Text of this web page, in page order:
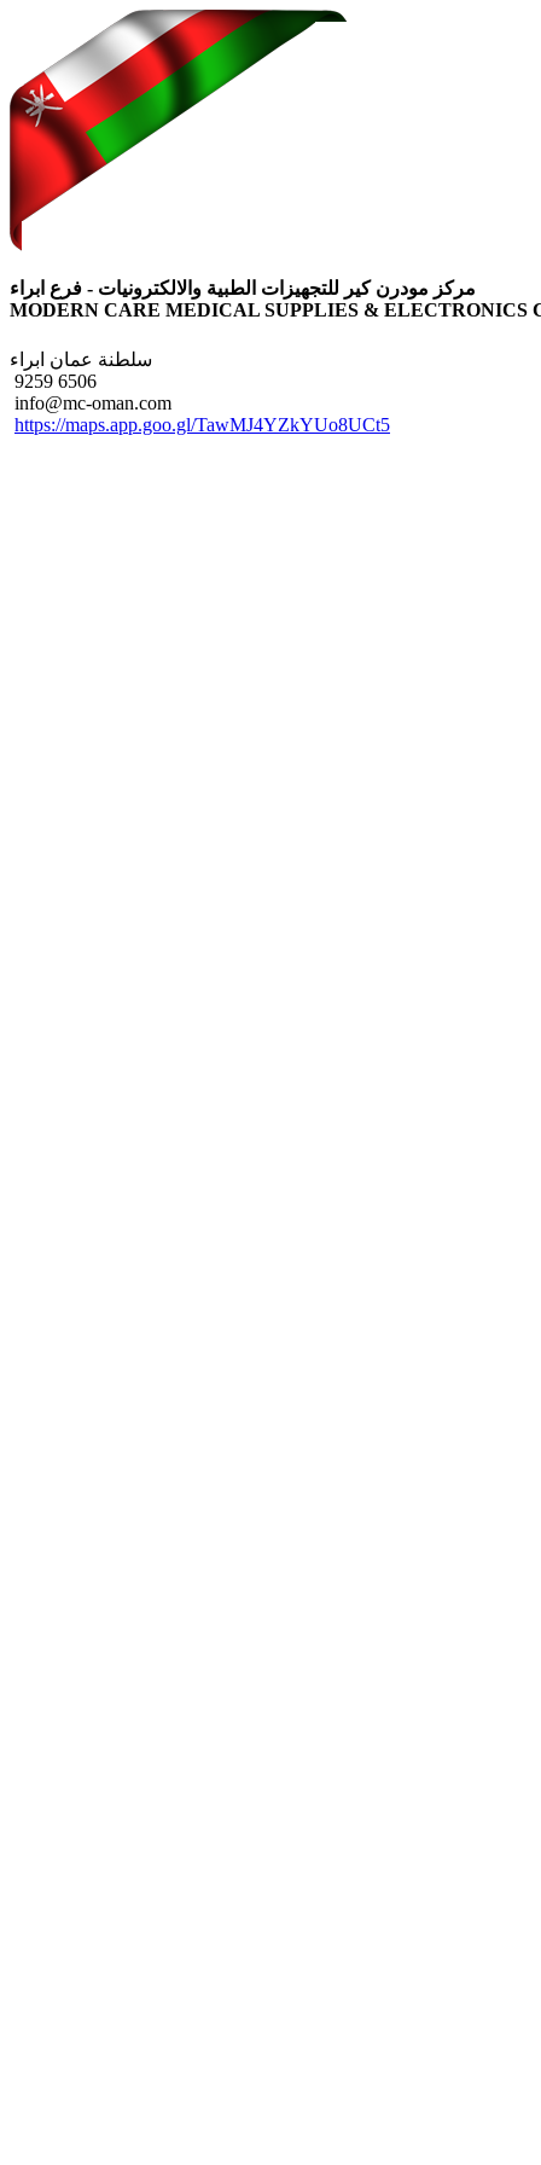
مركز مودرن كير للتجهيزات الطبية والالكترونيات - فرع ابراء
MODERN CARE MEDICAL SUPPLIES & ELECTRONICS
سلطنة عمان ابراء
info@mc-oman.com
https://maps.app.goo.gl/TawMJ4YZkYUo8UCt5